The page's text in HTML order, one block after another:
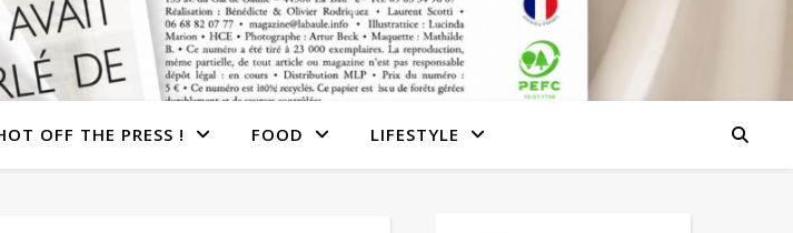
OFF THE PRESS ! FOOD LIFESTYLE